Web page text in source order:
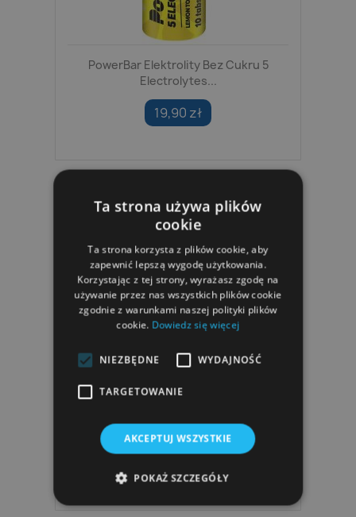
PowerBar Elektrolity Bez Cukru 5
Electrolytes...
19,90 zł
PowerGel Original 41g...
Ta strona używa plików
cookie
Ta strona korzysta z plików cookie, aby
zapewnić lepszą wygodę użytkowania.
Korzystając z tej strony, wyrażasz zgodę na
używanie przez nas wszystkich plików cookie
zgodnie z warunkami naszej polityki plików
cookie. Dowiedz się więcej
NIEZBĘDNE WYDAJNOŚĆ
TARGETOWANIE
AKCEPTUJ WSZYSTKIE
POKAŻ SZCZEGÓŁY